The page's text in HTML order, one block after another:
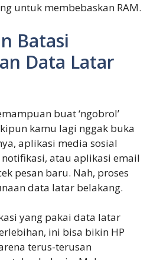
untuk membebaskan RAM.
Batasi
Data Latar
buat ‘ngobrol’
kamu lagi nggak buka
aplikasi media sosial
atau aplikasi email
pesan baru. Nah, proses
data latar belakang.
yang pakai data latar
ini bisa bikin HP
terus-terusan